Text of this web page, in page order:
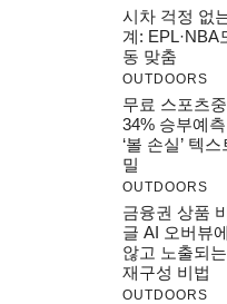
시차 걱정 없
계: EPL·NBA
동 맞춤
OUTDOORS
무료 스포츠
34% 승부예
‘볼 손실’ 텍
밀
OUTDOORS
금융권 상품
글 AI 오버뷰
않고 노출되
재구성 비법
OUTDOORS